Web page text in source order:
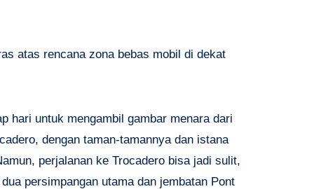
atas rencana zona bebas mobil di dekat
hari untuk mengambil gambar menara dari
dengan taman-tamannya dan istana
perjalanan ke Trocadero bisa jadi sulit,
persimpangan utama dan jembatan Pont